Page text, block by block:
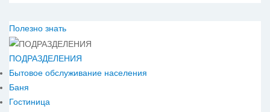
Полезно знать
ПОДРАЗДЕЛЕНИЯ
Бытовое обслуживание населения
Баня
Гостиница